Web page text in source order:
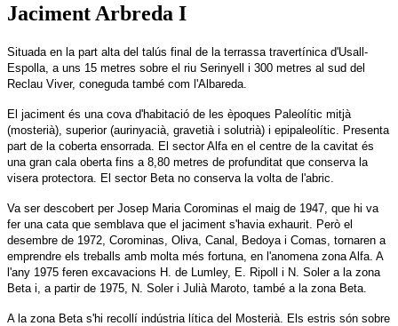
Jaciment Arbreda I
Situada en la part alta del talús final de la terrassa travertínica d'Usall-
Espolla, a uns 15 metres sobre el riu Serinyell i 300 metres al sud del
Reclau Viver, coneguda també com l'Albareda.
El jaciment és una cova d'habitació de les èpoques Paleolític mitjà
(mosterià), superior (aurinyacià, gravetià i solutrià) i epipaleolític. Presenta
part de la coberta ensorrada. El sector Alfa en el centre de la cavitat és
una gran cala oberta fins a 8,80 metres de profunditat que conserva la
visera protectora. El sector Beta no conserva la volta de l'abric.
Va ser descobert per Josep Maria Corominas el maig de 1947, que hi va
fer una cata que semblava que el jaciment s'havia exhaurit. Però el
desembre de 1972, Corominas, Oliva, Canal, Bedoya i Comas, tornaren a
emprendre els treballs amb molta més fortuna, en l'anomena zona Alfa. A
l'any 1975 feren excavacions H. de Lumley, E. Ripoll i N. Soler a la zona
Beta i, a partir de 1975, N. Soler i Julià Maroto, també a la zona Beta.
A la zona Beta s'hi recollí indústria lítica del Mosterià. Els estris són sobre